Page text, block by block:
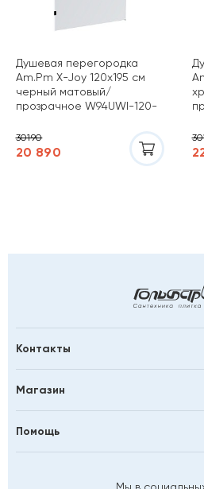
Душевая перегородка
Am.Pm X-Joy 120х195 см
черный матовый/
прозрачное W94UWI-120-
20 890
30190
Контакты
Магазин
Помощь